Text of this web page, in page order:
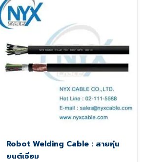
Robot Welding Cable : สายหุ่น
ยนต์เชื่อม